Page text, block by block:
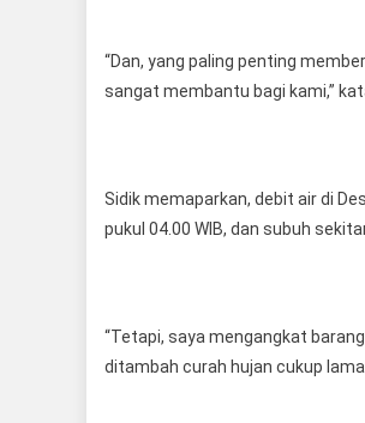
“Dan, yang paling penting
sangat membantu bagi kami,”
Sidik memaparkan, debit air di
pukul 04.00 WIB, dan subuh
“Tetapi, saya mengangkat
ditambah curah hujan cukup